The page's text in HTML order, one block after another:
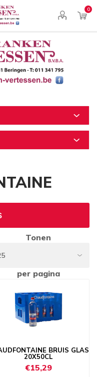
0
Tonen
per pagina
BRUIS GLAS
20X50CL
€15,29